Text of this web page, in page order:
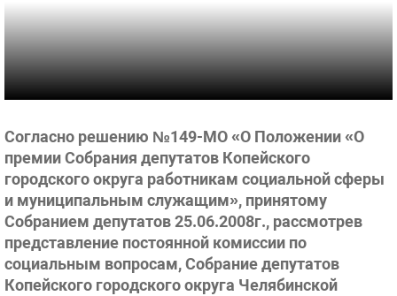
Согласно решению №149-МО «О Положении «О
премии Собрания депутатов Копейского
городского округа работникам социальной сферы
и муниципальным служащим», принятому
Собранием депутатов 25.06.2008г., рассмотрев
представление постоянной комиссии по
социальным вопросам, Собрание депутатов
Копейского городского округа Челябинской